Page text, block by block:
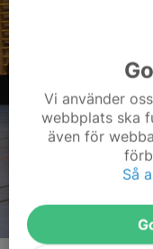
Vi använder
webbplats ska
även för
Så